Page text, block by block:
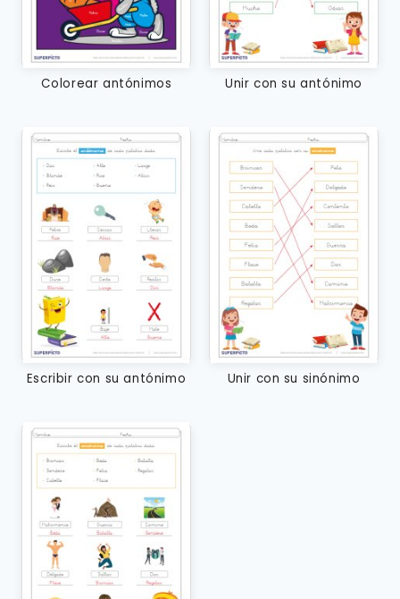
Colorear antónimos Unir con su antónimo
Escribir con su antónimo Unir con su sinónimo